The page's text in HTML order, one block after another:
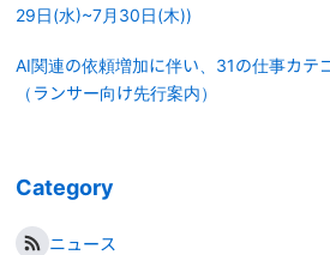
29日(水)~7月30日(木))
AI関連の依頼増加に伴い、31の仕事カテ
（ランサー向け先行案内）
Category
ニュース